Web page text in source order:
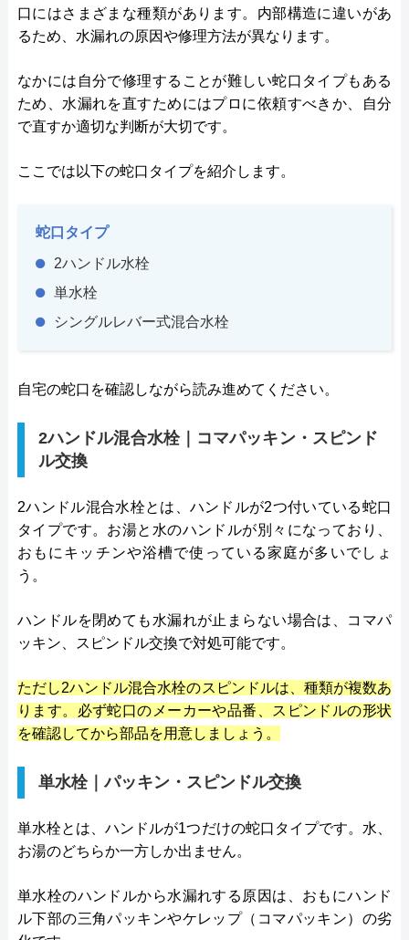
口にはさまざまな種類があります。内部構造に違いがあ
るため、水漏れの原因や修理方法が異なります。
なかには自分で修理することが難しい蛇口タイプもある
ため、水漏れを直すためにはプロに依頼すべきか、自分
で直すか適切な判断が大切です。
ここでは以下の蛇口タイプを紹介します。
蛇口タイプ
2ハンドル水栓
単水栓
シングルレバー式混合水栓
自宅の蛇口を確認しながら読み進めてください。
2ハンドル混合水栓｜コマパッキン・スピンド
ル交換
2ハンドル混合水栓とは、ハンドルが2つ付いている蛇口
タイプです。お湯と水のハンドルが別々になっており、
おもにキッチンや浴槽で使っている家庭が多いでしょ
う。
ハンドルを閉めても水漏れが止まらない場合は、コマパ
ッキン、スピンドル交換で対処可能です。
ただし2ハンドル混合水栓のスピンドルは、種類が複数あ
ります。必ず蛇口のメーカーや品番、スピンドルの形状
を確認してから部品を用意しましょう。
単水栓｜パッキン・スピンドル交換
単水栓とは、ハンドルが1つだけの蛇口タイプです。水、
お湯のどちらか一方しか出ません。
単水栓のハンドルから水漏れする原因は、おもにハンド
ル下部の三角パッキンやケレップ（コマパッキン）の劣